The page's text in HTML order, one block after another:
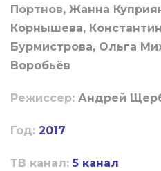
Портнов, Жанна
Корнышева,
Бурмистрова, Ольга
Воробьёв
Режиссер: Андрей
Год: 2017
ТВ канал: 5 канал